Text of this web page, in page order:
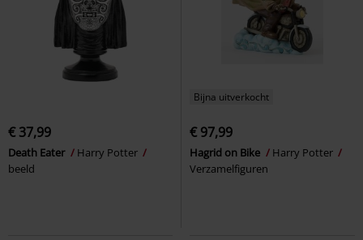
€ 37,99
Death Eater
Harry Potter
beeld
Bijna uitverkocht
€ 97,99
Hagrid on Bike
Harry Potter
Verzamelfiguren